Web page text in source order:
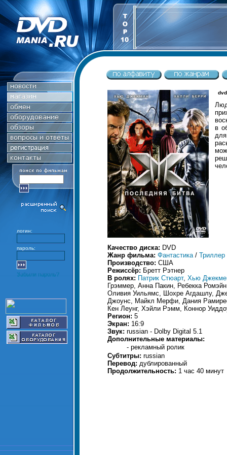
логин:
пароль:
Забыли пароль?
в
Качество диска: DVD
Жанр фильма: Фантастика/ Триллер
Производство: США
Режиссёр: Бретт Рэтнер
В ролях: Патрик Стюарт, Хью
Грэммер, Анна Пакин, Ребекка
Оливия Уильямс, Шохре Агдашлу,
Джоунс, Майкл Мерфи, Дания
Кен Леунг, Хэйли Рэмм, Коннор
Регион: 5
Экран: 16:9
Звук: russian - Dolby Digital 5.1
Дополнительные материалы:
- рекламный ролик
Субтитры: russian
Перевод: дублированный
Продолжительность: 1 час 40 минут